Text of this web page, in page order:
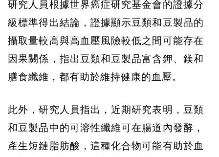
研究人員根據世界癌症研究基金會的證據分
級標準得出結論，證據顯示豆類和豆製品的
攝取量較高與高血壓風險較低之間可能存在
因果關係，指出豆類和豆製品富含鉀、鎂和
膳食纖維，都有助於維持健康的血壓。
此外，研究人員指出，近期研究表明，豆類
和豆製品中的可溶性纖維可在腸道內發酵，
產生短鏈脂肪酸，這種化合物可能有助於血